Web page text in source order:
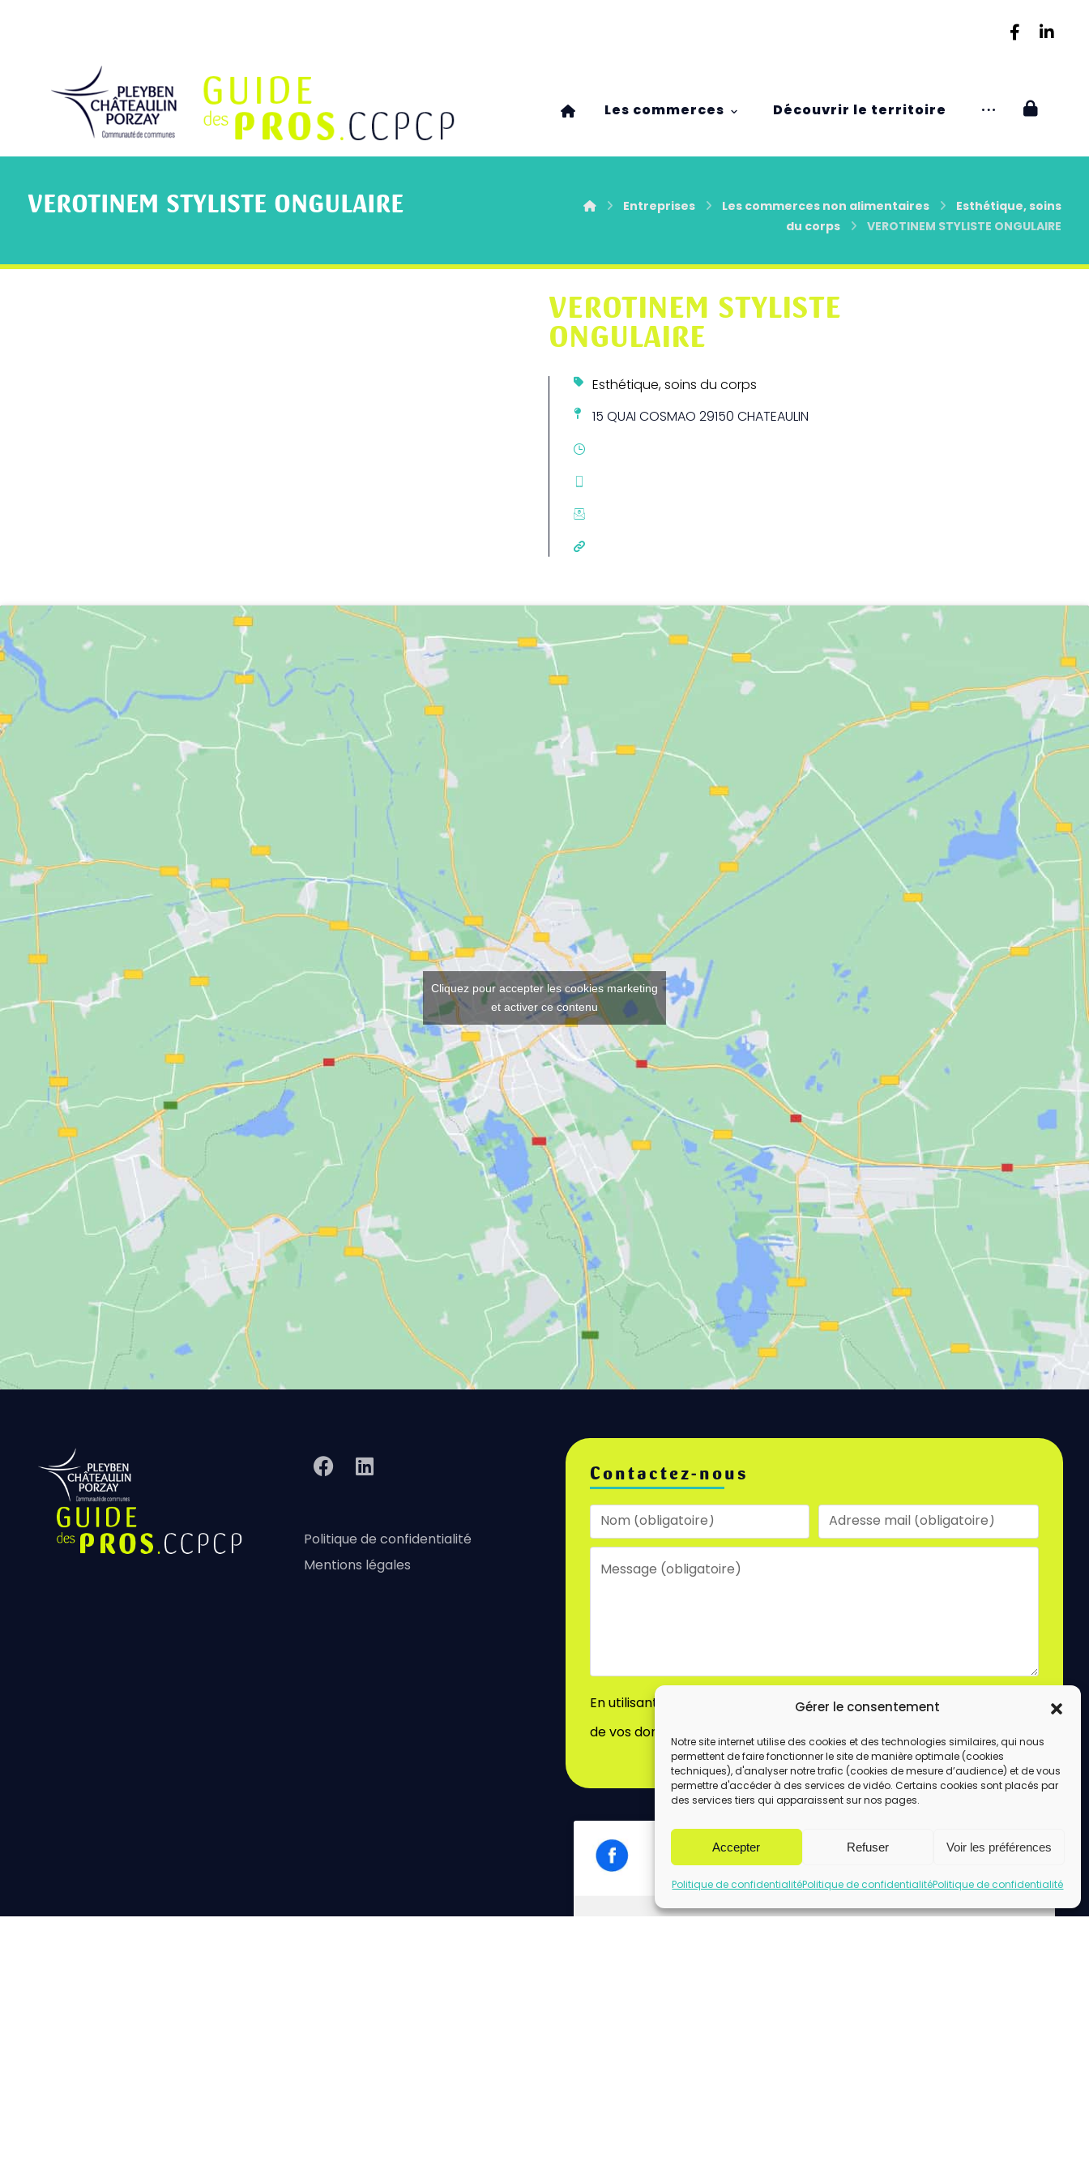
Gérer le consentement
Notre site internet utilise des cookies et des technologies similaires, qui nous
permettent de faire fonctionner le site de manière optimale (cookies
techniques), d'analyser notre trafic (cookies de mesure d’audience) et de vous
permettre d'accéder à des services de vidéo. Certains cookies sont placés par
des services tiers qui apparaissent sur nos pages.
Accepter Refuser Voir les préférences
Politique de confidentialitéPolitique de confidentialitéPolitique de confidentialité
Les commerces Découvrir le territoire
VEROTINEM STYLISTE ONGULAIRE Entreprises Les commerces non alimentaires
Esthétique, soins
du corps
VEROTINEM STYLISTE ONGULAIRE
VEROTINEM STYLISTE
ONGULAIRE
Esthétique, soins du corps
15 QUAI COSMAO 29150 CHATEAULIN
Cliquez pour accepter les cookies marketing
et activer ce contenu
Politique de confidentialité
Mentions légales
Contactez-nous
En utilisant ce formulaire, vous acceptez le stockage et le traitement
de vos données par ce site.